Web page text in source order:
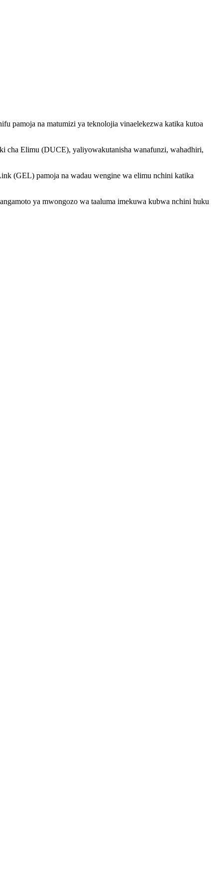
pamoja na matumizi ya teknolojia vinaelekezwa katika kutoa
cha Elimu (DUCE), yaliyowakutanisha wanafunzi, wahadhiri,
(GEL) pamoja na wadau wengine wa elimu nchini katika
ya mwongozo wa taaluma imekuwa kubwa nchini huku